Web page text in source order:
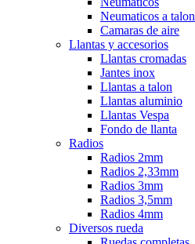
Neumaticos a talon
Camaras de aire
Llantas y accesorios
Llantas cromadas
Jantes inox
Llantas a talon
Llantas aluminio
Llantas Vespa
Fondo de llanta
Radios
Radios 2mm
Radios 2,33mm
Radios 3mm
Radios 3,5mm
Radios 4mm
Diversos rueda